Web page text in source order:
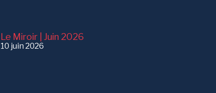
Le Miroir | Juin 2026
10 juin 2026